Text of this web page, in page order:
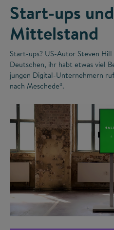
Start-ups
Mittelstand
Start-ups? US-Autor Steven
Deutschen, ihr habt etwas viel
jungen Digital-Unternehmern
nach Meschede“.